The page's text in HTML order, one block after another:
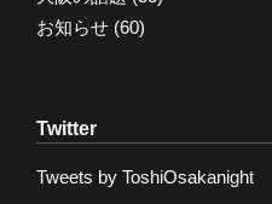
お知らせ (60)
Twitter
Tweets by ToshiOsakanight